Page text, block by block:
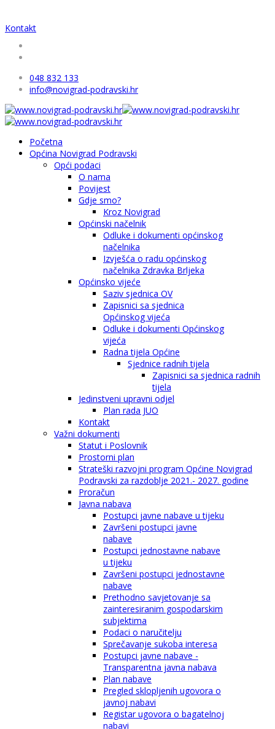
Kontakt
048 832 133
info@novigrad-podravski.hr
Početna
Općina Novigrad Podravski
Opći podaci
O nama
Povijest
Gdje smo?
Kroz Novigrad
Općinski načelnik
Odluke i dokumenti općinskog
načelnika
Izvješća o radu općinskog
načelnika Zdravka Brljeka
Općinsko vijeće
Saziv sjednica OV
Zapisnici sa sjednica
Općinskog vijeća
Odluke i dokumenti Općinskog
vijeća
Radna tijela Općine
Sjednice radnih tijela
Zapisnici sa sjednica radnih
tijela
Jedinstveni upravni odjel
Plan rada JUO
Kontakt
Važni dokumenti
Statut i Poslovnik
Prostorni plan
Strateški razvojni program Općine Novigrad
Podravski za razdoblje 2021.- 2027. godine
Proračun
Javna nabava
Postupci javne nabave u tijeku
Završeni postupci javne
nabave
Postupci jednostavne nabave
u tijeku
Završeni postupci jednostavne
nabave
Prethodno savjetovanje sa
zainteresiranim gospodarskim
subjektima
Podaci o naručitelju
Sprečavanje sukoba interesa
Postupci javne nabave -
Transparentna javna nabava
Plan nabave
Pregled sklopljenih ugovora o
javnoj nabavi
Registar ugovora o bagatelnoj
nabavi